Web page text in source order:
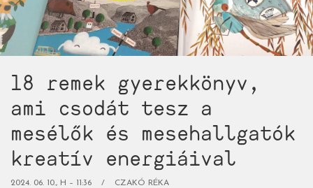
18 remek gyerekkönyv,
ami csodát tesz a
mesélők és mesehallgatók
kreatív energiáival
2024. 06. 10., H – 11:36 CZAKÓ RÉKA